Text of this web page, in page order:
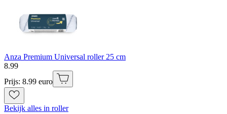
Anza Premium Universal roller 25 cm
8.99
Prijs: 8.99 euro
Bekijk alles in roller